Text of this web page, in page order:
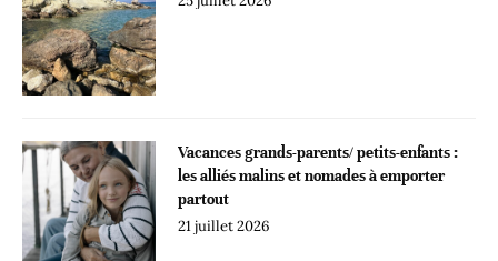
Vacances grands-parents/ petits-enfants :
les alliés malins et nomades à emporter
partout
21 juillet 2026